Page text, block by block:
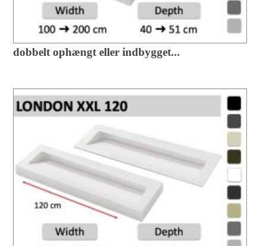
dobbelt ophængt eller indbygget...